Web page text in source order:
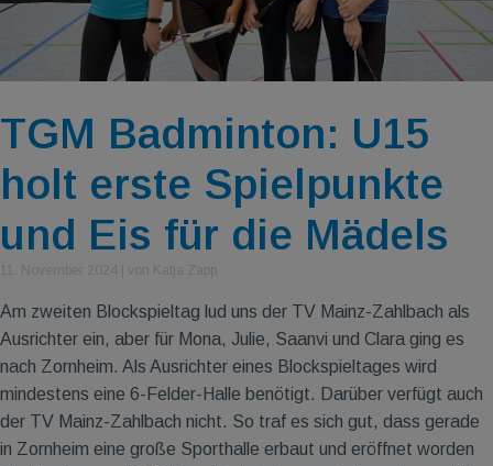
TGM Badminton: U15
holt erste Spielpunkte
und Eis für die Mädels
Am zweiten Blockspieltag lud uns der TV Mainz-Zahlbach als
Ausrichter ein, aber für Mona, Julie, Saanvi und Clara ging es
nach Zornheim. Als Ausrichter eines Blockspieltages wird
mindestens eine 6-Felder-Halle benötigt. Darüber verfügt auch
der TV Mainz-Zahlbach nicht. So traf es sich gut, dass gerade
in Zornheim eine große Sporthalle erbaut und eröffnet worden